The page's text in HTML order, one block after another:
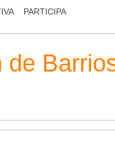
PARTICIPA
de